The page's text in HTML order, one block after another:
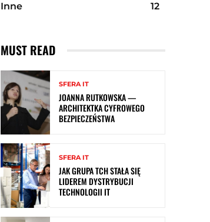
Inne
12
MUST READ
SFERA IT
JOANNA RUTKOWSKA —
ARCHITEKTKA CYFROWEGO
BEZPIECZEŃSTWA
SFERA IT
JAK GRUPA TCH STAŁA SIĘ
LIDEREM DYSTRYBUCJI
TECHNOLOGII IT